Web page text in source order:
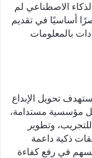
الاصطناعي لم
أساسيًا في تقديم
بالمعلومات
تحويل الإبداع
مؤسسية مستدامة،
وتطوير
ذكية داعمة
يسهم في رفع كفاءة